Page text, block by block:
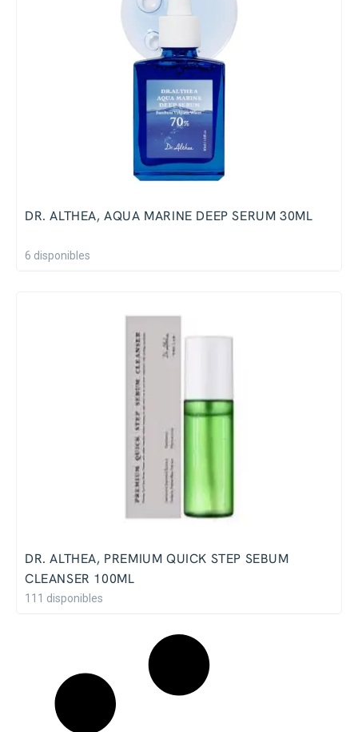
DR. ALTHEA, AQUA MARINE DEEP SERUM 30ML
6 disponibles
DR. ALTHEA, PREMIUM QUICK STEP SEBUM
CLEANSER 100ML
111 disponibles